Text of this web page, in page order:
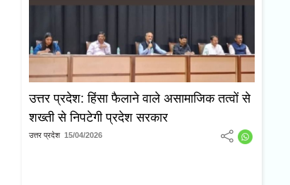
उत्तर प्रदेश: हिंसा फैलाने वाले असामाजिक तत्वों से
शख्ती से निपटेगी प्रदेश सरकार
उत्तर प्रदेश 15/04/2026